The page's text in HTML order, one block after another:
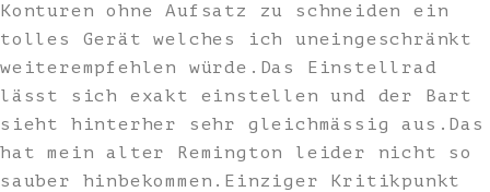
Konturen ohne Aufsatz zu schneiden ein
tolles Gerät welches ich uneingeschränkt
weiterempfehlen würde.Das Einstellrad
lässt sich exakt einstellen und der Bart
sieht hinterher sehr gleichmässig aus.Das
hat mein alter Remington leider nicht so
sauber hinbekommen.Einziger Kritikpunkt